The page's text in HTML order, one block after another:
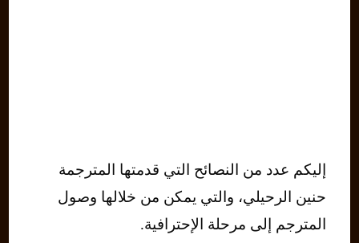
إليكم عدد من النصائح التي قدمتها المترجمة
حنين الرحيلي، والتي يمكن من خلالها وصول
المترجم إلى مرحلة الإحترافية.